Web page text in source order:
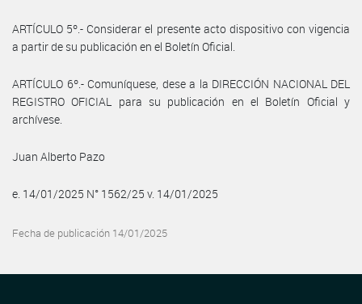
ARTÍCULO 5º.- Considerar el presente acto dispositivo con vigencia
a partir de su publicación en el Boletín Oficial.
ARTÍCULO 6º.- Comuníquese, dese a la DIRECCIÓN NACIONAL DEL
REGISTRO OFICIAL para su publicación en el Boletín Oficial y
archívese.
Juan Alberto Pazo
e. 14/01/2025 N° 1562/25 v. 14/01/2025
Fecha de publicación 14/01/2025